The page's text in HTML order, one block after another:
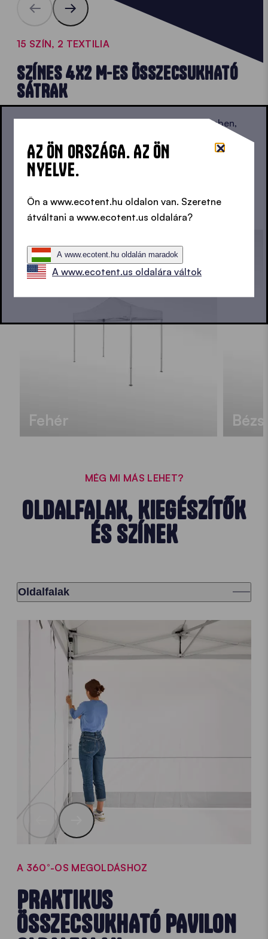
15 SZÍN, 2 TEXTILIA
SZÍNES 4X2 M-ES ÖSSZECSUKHATÓ
SÁTRAK
Egy kis 4x2 m-es pavilont szeretne fehér színben,
vagy esetleg színesebbet szeretne? Esetleg
pirosat, zöldet vagy kéket? Elkényeztetjük a
választékkal!
AZ ÖSSZES SZÍNT MEGNÉZEM
Fehér Bézs
MÉG MI MÁS LEHET?
OLDALFALAK, KIEGÉSZÍTŐK
ÉS SZÍNEK
Oldalfalak
A 360°-OS MEGOLDÁSHOZ
PRAKTIKUS
ÖSSZECSUKHATÓ PAVILON
AZ ÖN ORSZÁGA. AZ ÖN
NYELVE.
Ön a www.ecotent.hu oldalon van. Szeretne
átváltani a www.ecotent.us oldalára?
A www.ecotent.hu oldalán maradok
A www.ecotent.us oldalára váltok